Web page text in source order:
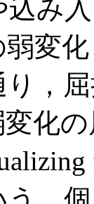
み
変
り，
化